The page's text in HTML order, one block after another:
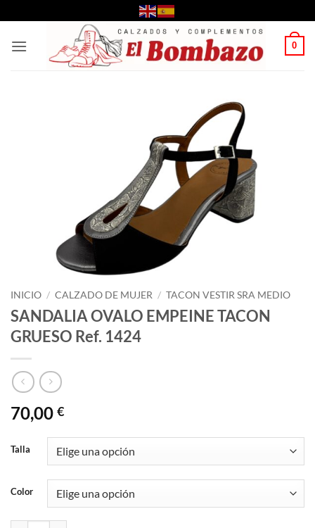
al
contenido
0
INICIO / CALZADO DE MUJER / TACON VESTIR SRA MEDIO
SANDALIA OVALO EMPEINE TACON
GRUESO Ref. 1424
70,00 €
Talla
Color